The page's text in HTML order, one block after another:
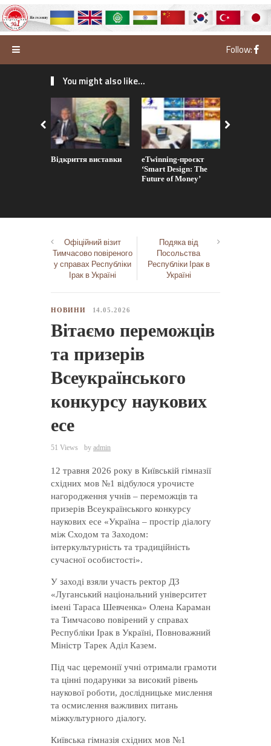
Follow:
You might also like...
Відкриття виставки
eTwinning-проєкт
‘Smart Design: The
Future of Money’
Офіційний візит
Тимчасово повіреного
у справах Республіки
Ірак в Україні
Подяка від
Посольства
Республіки Ірак в
Україні
НОВИНИ 14.05.2026
Вітаємо переможців
та призерів
Всеукраїнського
конкурсу наукових
есе
51 Views by admin
12 травня 2026 року в Київській гімназії
східних мов №1 відбулося урочисте
нагородження учнів – переможців та
призерів Всеукраїнського конкурсу
наукових есе «Україна – простір діалогу
між Сходом та Заходом:
інтеркультурність та традиційність
сучасної особистості».
У заході взяли участь ректор ДЗ
«Луганський національний університет
імені Тараса Шевченка» Олена Караман
та Тимчасово повірений у справах
Республіки Ірак в Україні, Повноважний
Міністр Тарек Аділ Казем.
Під час церемонії учні отримали грамоти
та цінні подарунки за високий рівень
наукової роботи, дослідницьке мислення
та осмислення важливих питань
міжкультурного діалогу.
Київська гімназія східних мов №1